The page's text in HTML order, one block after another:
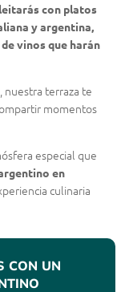
con platos
y argentina,
vinos que harán
nuestra terraza te
momentos
especial que
en
culinaria
CON UN